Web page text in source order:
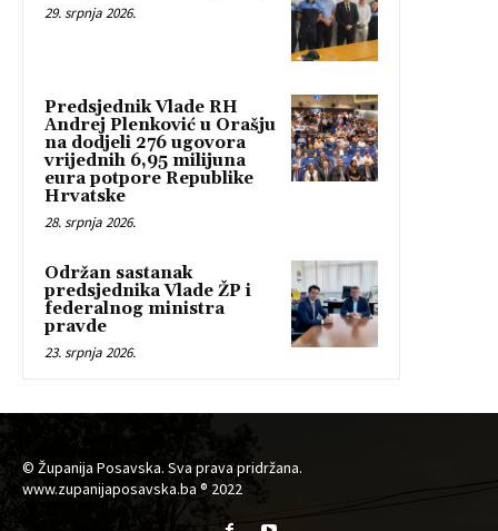
29. srpnja 2026.
Predsjednik Vlade RH
Andrej Plenković u Orašju
na dodjeli 276 ugovora
vrijednih 6,95 milijuna
eura potpore Republike
Hrvatske
28. srpnja 2026.
Održan sastanak
predsjednika Vlade ŽP i
federalnog ministra
pravde
23. srpnja 2026.
© Županija Posavska. Sva prava pridržana.
www.zupanijaposavska.ba ® 2022